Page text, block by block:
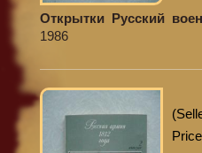
Открытки Русский
1986